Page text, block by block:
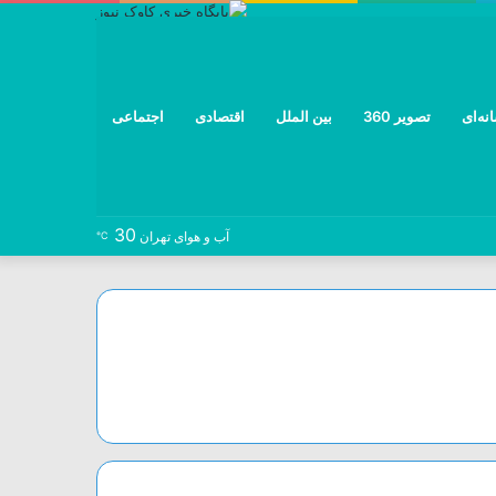
اجتماعی اقتصادی بین الملل تصویر 360
فیسآب و هوای تهران 30
℃